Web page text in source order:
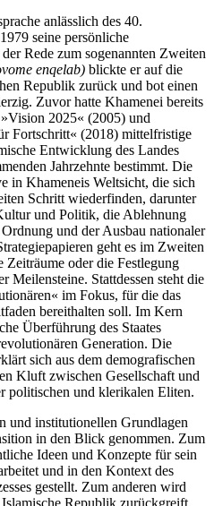
anlässlich des 40.
seine persönliche
Rede zum sogenannten Zweiten
enqelab) blickte er auf die
Republik zurück und bot einen
Zuvor hatte Khamenei bereits
2025« (2005) und
Fortschritt« (2018) mittelfristige
Entwicklung des Landes
Jahrzehnte bestimmt. Die
in Khameneis Weltsicht, die sich
Schritt wiederfinden, darunter
und Politik, die Ableh­nung
und der Ausbau nationaler
geht es im Zweiten
oder die Festlegung
Meilensteine. Statt­dessen steht die
im Fokus, für die das
bereithalten soll. Im Kern
Überführung des Staates
Gene­ra­tion. Die
sich aus dem demografischen
Kluft zwischen Gesellschaft und
politischen und klerikalen Eliten.
und institutionellen Grundlagen
in den Blick genommen. Zum
Ideen und Konzepte für sein
und in den Kontext des
gestellt. Zum anderen wird